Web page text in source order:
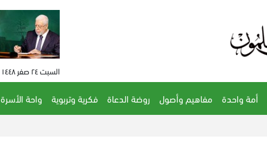
السبت ٢٤ صفر ١٤٤٨ هـ - 8 أغسطس 2026 م - الساعة 07:57 م
أمة واحدة مفاهيم وأصول روضة الدعاة فكرية وتربوية واحة الأسرة